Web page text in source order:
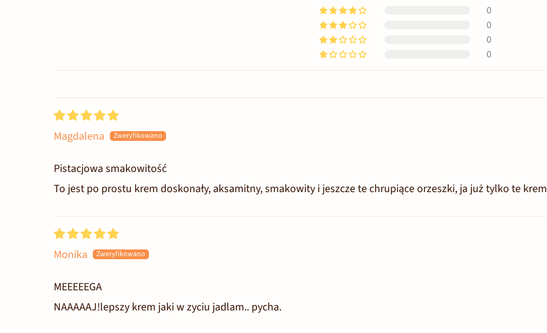
0
0
0
0
Sort by
Magdalena
Pistacjowa smakowitość
To jest po prostu krem doskonały, aksamitny, smakowity i jeszcze te chrupiące orzeszki, ja już tylko te
Monika
MEEEEEGA
NAAAAAJ!lepszy krem jaki w zyciu jadlam.. pycha.